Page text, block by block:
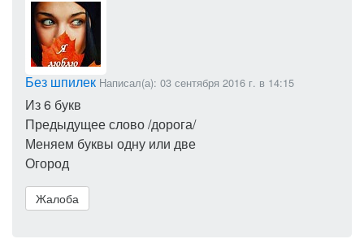
Без шпилек Написал(а): 03 сентября 2016 г. в 14:15
Из 6 букв
Предыдущее слово /дорога/
Меняем буквы одну или две
Огород
Жалоба